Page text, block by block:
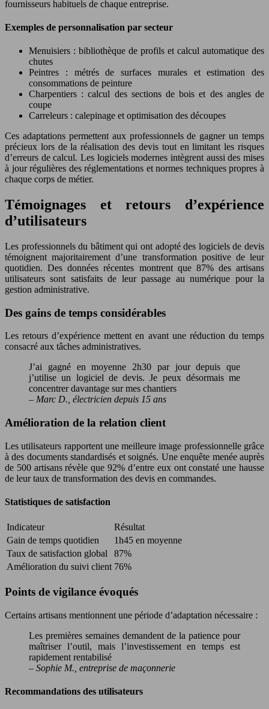
fournisseurs habituels de chaque entreprise.
Exemples de personnalisation par secteur
Menuisiers : bibliothèque de profils et calcul automatique des
chutes
Peintres : métrés de surfaces murales et estimation des
consommations de peinture
Charpentiers : calcul des sections de bois et des angles de
coupe
Carreleurs : calepinage et optimisation des découpes
Ces adaptations permettent aux professionnels de gagner un temps
précieux lors de la réalisation des devis tout en limitant les risques
d’erreurs de calcul. Les logiciels modernes intègrent aussi des mises
à jour régulières des réglementations et normes techniques propres à
chaque corps de métier.
Témoignages et retours d’expérience
d’utilisateurs
Les professionnels du bâtiment qui ont adopté des logiciels de devis
témoignent majoritairement d’une transformation positive de leur
quotidien. Des données récentes montrent que 87% des artisans
utilisateurs sont satisfaits de leur passage au numérique pour la
gestion administrative.
Des gains de temps considérables
Les retours d’expérience mettent en avant une réduction du temps
consacré aux tâches administratives.
J’ai gagné en moyenne 2h30 par jour depuis que
j’utilise un logiciel de devis. Je peux désormais me
concentrer davantage sur mes chantiers
– Marc D., électricien depuis 15 ans
Amélioration de la relation client
Les utilisateurs rapportent une meilleure image professionnelle grâce
à des documents standardisés et soignés. Une enquête menée auprès
de 500 artisans révèle que 92% d’entre eux ont constaté une hausse
de leur taux de transformation des devis en commandes.
Statistiques de satisfaction
Indicateur
Résultat
Gain de temps quotidien
1h45 en moyenne
Taux de satisfaction global
87%
Amélioration du suivi client 76%
Points de vigilance évoqués
Certains artisans mentionnent une période d’adaptation nécessaire :
Les premières semaines demandent de la patience pour
maîtriser l’outil, mais l’investissement en temps est
rapidement rentabilisé
– Sophie M., entreprise de maçonnerie
Recommandations des utilisateurs